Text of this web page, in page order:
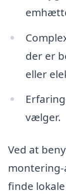
der er
eller
vælger.
Ved at
finde